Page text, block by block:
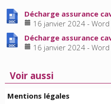
Décharge assurance
16 janvier 2024 - Word
Décharge assurance
16 janvier 2024 - Word
Voir aussi
Mentions légales